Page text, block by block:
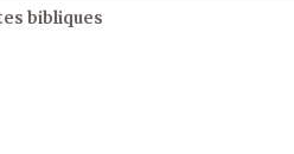
bibliques